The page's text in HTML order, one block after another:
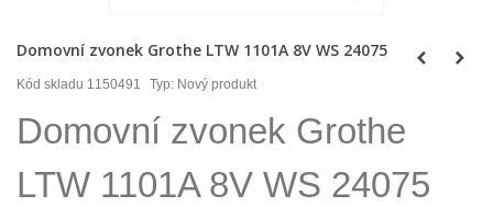
Domovní zvonek Grothe LTW 1101A 8V WS 24075
Kód skladu 1150491 Typ: Nový produkt
Domovní zvonek Grothe
LTW 1101A 8V WS 24075